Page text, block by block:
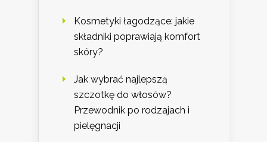
Kosmetyki łagodzące: jakie
składniki poprawiają komfort
skóry?
Jak wybrać najlepszą
szczotkę do włosów?
Przewodnik po rodzajach i
pielęgnacji